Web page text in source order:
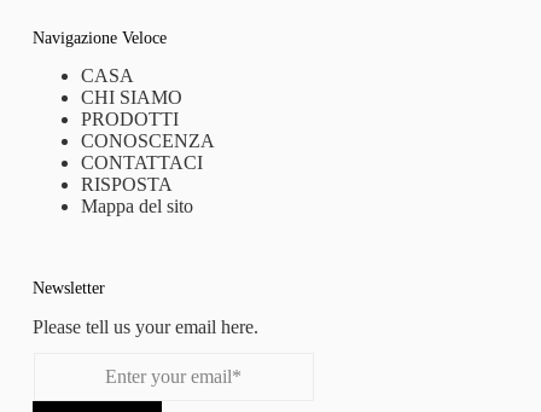
Navigazione Veloce
CASA
CHI SIAMO
PRODOTTI
CONOSCENZA
CONTATTACI
RISPOSTA
Mappa del sito
Newsletter
Please tell us your email here.